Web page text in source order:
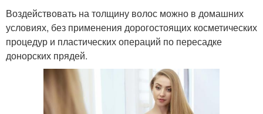
Воздействовать на толщину волос можно в домашних
условиях, без применения дорогостоящих косметических
процедур и пластических операций по пересадке
донорских прядей.